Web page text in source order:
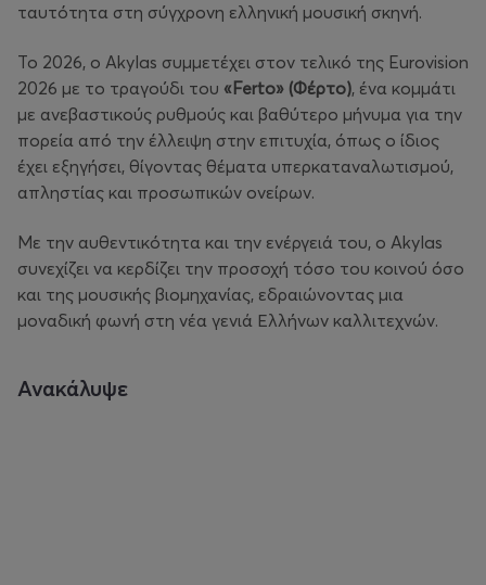
ταυτότητα στη σύγχρονη ελληνική μουσική σκηνή.
Το 2026, ο Akylas συμμετέχει στον τελικό της Eurovision
2026 με το τραγούδι του «Ferto» (Φέρτο), ένα κομμάτι
με ανεβαστικούς ρυθμούς και βαθύτερο μήνυμα για την
πορεία από την έλλειψη στην επιτυχία, όπως ο ίδιος
έχει εξηγήσει, θίγοντας θέματα υπερκαταναλωτισμού,
απληστίας και προσωπικών ονείρων.
Με την αυθεντικότητα και την ενέργειά του, ο Akylas
συνεχίζει να κερδίζει την προσοχή τόσο του κοινού όσο
και της μουσικής βιομηχανίας, εδραιώνοντας μια
μοναδική φωνή στη νέα γενιά Ελλήνων καλλιτεχνών.
Ανακάλυψε